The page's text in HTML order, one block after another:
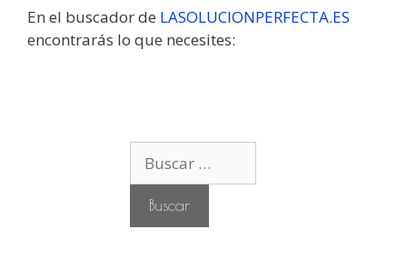
En el buscador de LASOLUCIONPERFECTA.ES
encontrarás lo que necesites: